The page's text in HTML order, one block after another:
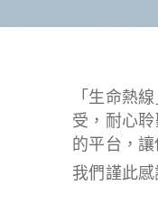
「生命熱
受，耐心
的平台，
我們謹此